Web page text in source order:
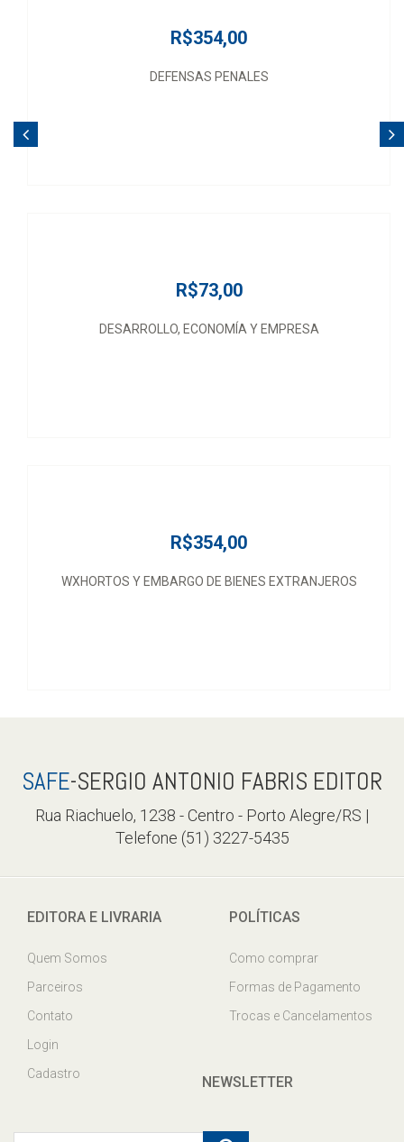
R$354,00
DEFENSAS PENALES
R$73,00
DESARROLLO, ECONOMÍA Y EMPRESA
R$354,00
WXHORTOS Y EMBARGO DE BIENES EXTRANJEROS
SAFE-SERGIO ANTONIO FABRIS EDITOR
Rua Riachuelo, 1238 - Centro - Porto Alegre/RS |
Telefone (51) 3227-5435
EDITORA E LIVRARIA
Quem Somos
Parceiros
Contato
Login
Cadastro
POLÍTICAS
Como comprar
Formas de Pagamento
Trocas e Cancelamentos
NEWSLETTER